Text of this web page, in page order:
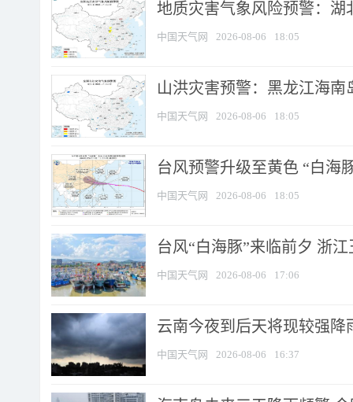
地质灾害气象风险预警：湖
中国天气网 2026-08-06 18:05
山洪灾害预警：黑龙江海
中国天气网 2026-08-06 18:05
台风预警升级至黄色 “白海
中国天气网 2026-08-06 18:05
台风“白海豚”来临前夕 浙
中国天气网 2026-08-06 17:06
云南今夜到后天将现较强降
中国天气网 2026-08-06 16:37